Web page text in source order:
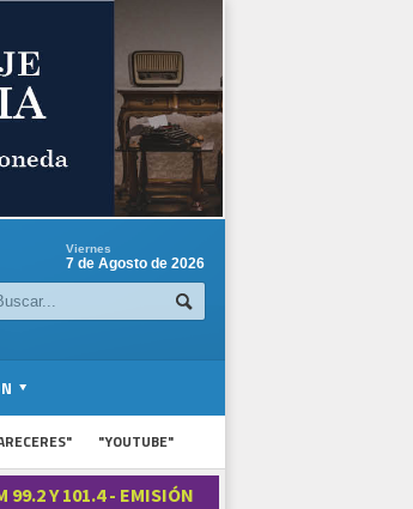
Viernes
7 de Agosto de 2026
"YOUTUBE"
99.2 Y 101.4 - EMISIÓN